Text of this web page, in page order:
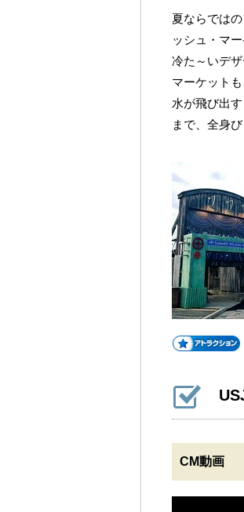
夏ならでは
ッシュ・マー
冷た～いデ
マーケット
水が飛び出
まで、全身
CM動画